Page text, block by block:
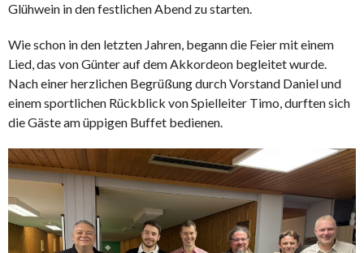
Glühwein in den festlichen Abend zu starten.
Wie schon in den letzten Jahren, begann die Feier mit einem
Lied, das von Günter auf dem Akkordeon begleitet wurde.
Nach einer herzlichen Begrüßung durch Vorstand Daniel und
einem sportlichen Rückblick von Spielleiter Timo, durften sich
die Gäste am üppigen Buffet bedienen.